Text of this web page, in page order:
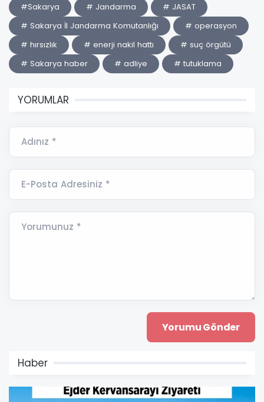
#Sakarya # Jandarma
# JASAT
# Sakarya İl Jandarma Komutanlığı
# operasyon
# hırsızlık
# enerji nakil hattı
# suç örgütü
# Sakarya haber
# adliye # tutuklama
YORUMLAR
Adınız *
E-Posta Adresiniz *
Yorumunuz *
Haber